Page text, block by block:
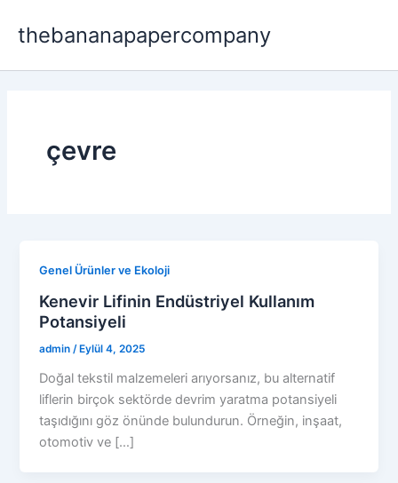
atlathebananapapercompany
çevre
Genel Ürünler ve Ekoloji
Kenevir Lifinin Endüstriyel Kullanım
Potansiyeli
admin/ Eylül 4, 2025
Doğal tekstil malzemeleri arıyorsanız, bu alternatif
liflerin birçok sektörde devrim yaratma potansiyeli
taşıdığını göz önünde bulundurun. Örneğin, inşaat,
otomotiv ve […]